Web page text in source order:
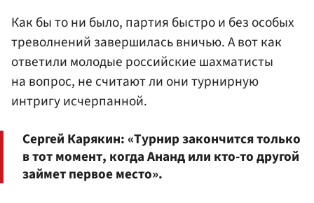
Как бы то ни было, партия быстро и без особых
треволнений завершилась вничью. А вот как
ответили молодые российские шахматисты
на вопрос, не считают ли они турнирную
интригу исчерпанной.
Сергей Карякин: «Турнир закончится только
в тот момент, когда Ананд или кто-то другой
займет первое место».